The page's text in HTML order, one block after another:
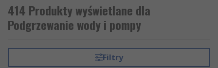
414 Produkty wyświetlane dla
Podgrzewanie wody i pompy
Filtry